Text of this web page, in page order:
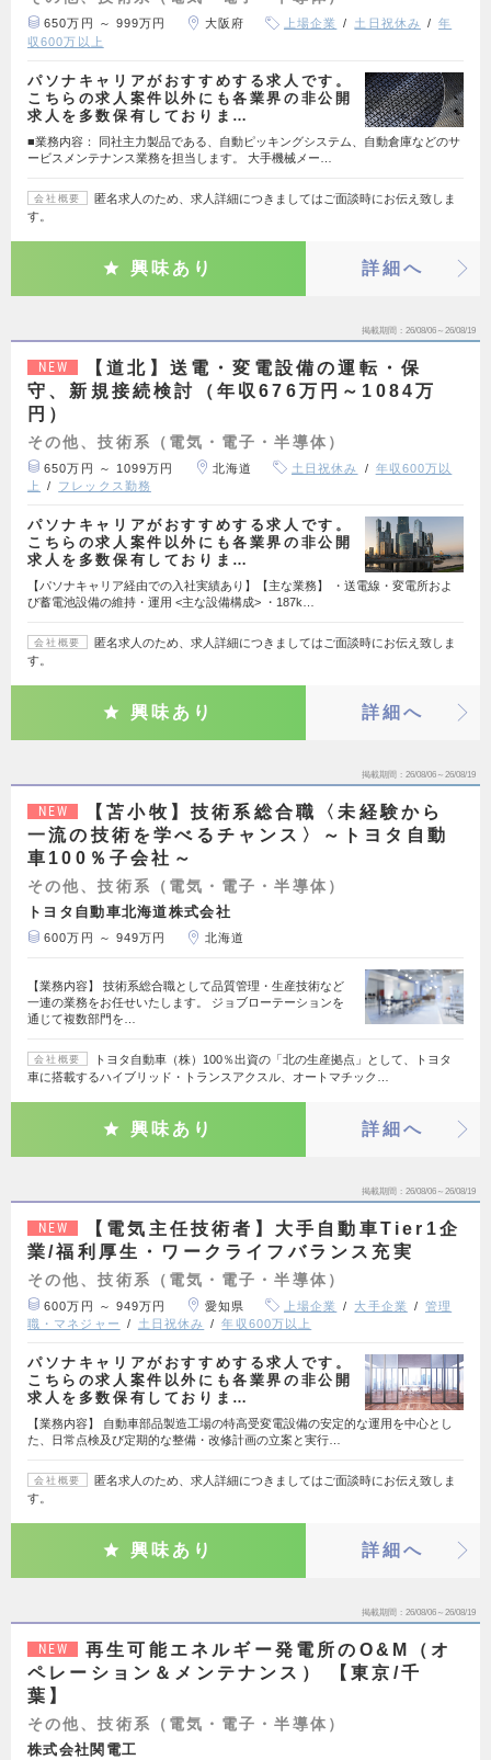
650万円 ～ 999万円 大阪府 上場企業 土日祝休み
年
収600万以上
パソナキャリアがおすすめする求人です。
こちらの求人案件以外にも各業界の非公開
求人を多数保有しておりま…
■業務内容： 同社主力製品である、自動ピッキングシステム、自動倉庫などのサ
ービスメンテナンス業務を担当します。 大手機械メー…
会社概要
匿名求人のため、求人詳細につきましてはご面談時にお伝え致しま
す。
興味あり 詳細へ
掲載期間 26/08/06～26/08/19
NEW
【道北】送電・変電設備の運転・保
守、新規接続検討（年収676万円～1084万
円）
その他、技術系（電気・電子・半導体）
650万円 ～ 1099万円 北海道 土日祝休み
年収600万以
上
フレックス勤務
パソナキャリアがおすすめする求人です。
こちらの求人案件以外にも各業界の非公開
求人を多数保有しておりま…
【パソナキャリア経由での入社実績あり】【主な業務】 ・送電線・変電所およ
び蓄電池設備の維持・運用 <主な設備構成> ・187k…
会社概要
匿名求人のため、求人詳細につきましてはご面談時にお伝え致しま
す。
興味あり 詳細へ
掲載期間 26/08/06～26/08/19
NEW
【苫小牧】技術系総合職〈未経験から
一流の技術を学べるチャンス〉～トヨタ自動
車100％子会社～
その他、技術系（電気・電子・半導体）
トヨタ自動車北海道株式会社
600万円 ～ 949万円 北海道
【業務内容】 技術系総合職として品質管理・生産技術など
一連の業務をお任せいたします。 ジョブローテーションを
通じて複数部門を…
会社概要
トヨタ自動車（株）100％出資の「北の生産拠点」として、トヨタ
車に搭載するハイブリッド・トランスアクスル、オートマチック…
興味あり 詳細へ
掲載期間 26/08/06～26/08/19
NEW
【電気主任技術者】大手自動車Tier1企
業/福利厚生・ワークライフバランス充実
その他、技術系（電気・電子・半導体）
600万円 ～ 949万円 愛知県 上場企業 大手企業
管理
職・マネジャー
土日祝休み 年収600万以上
パソナキャリアがおすすめする求人です。
こちらの求人案件以外にも各業界の非公開
求人を多数保有しておりま…
【業務内容】 自動車部品製造工場の特高受変電設備の安定的な運用を中心とし
た、日常点検及び定期的な整備・改修計画の立案と実行…
会社概要
匿名求人のため、求人詳細につきましてはご面談時にお伝え致しま
す。
興味あり 詳細へ
掲載期間 26/08/06～26/08/19
NEW
再生可能エネルギー発電所のO&M（オ
ペレーション＆メンテナンス） 【東京/千
葉】
その他、技術系（電気・電子・半導体）
株式会社関電工